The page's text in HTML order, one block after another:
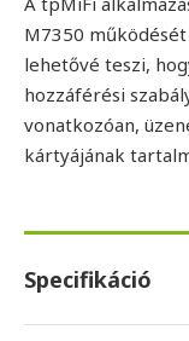
M7350
lehetővé teszi,
hozzáférési
vonatkozóan,
kártyájának
Specifikáció